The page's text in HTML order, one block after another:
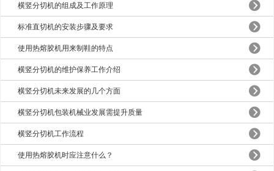
横竖分切机的组成及工作原理
标准直切机的安装步骤及要求
使用热熔胶机用来制鞋的特点
横竖分切机的维护保养工作介绍
横竖分切机未来发展的几个方面
横竖分切机包装机械业发展需提升质量
横竖分切机工作流程
使用热熔胶机时应注意什么？